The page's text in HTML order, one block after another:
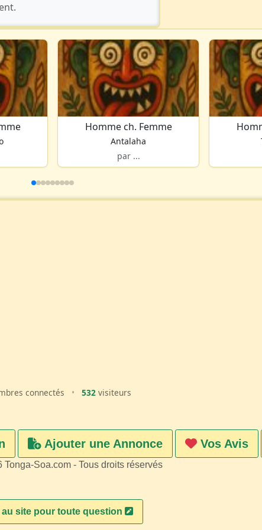
Homme ch. Femme
Antalaha
par ...
connectés • 532 visiteurs
Ajouter une Annonce Vos Avis
Tonga-Soa.com - Tous droits réservés
au site pour toute question